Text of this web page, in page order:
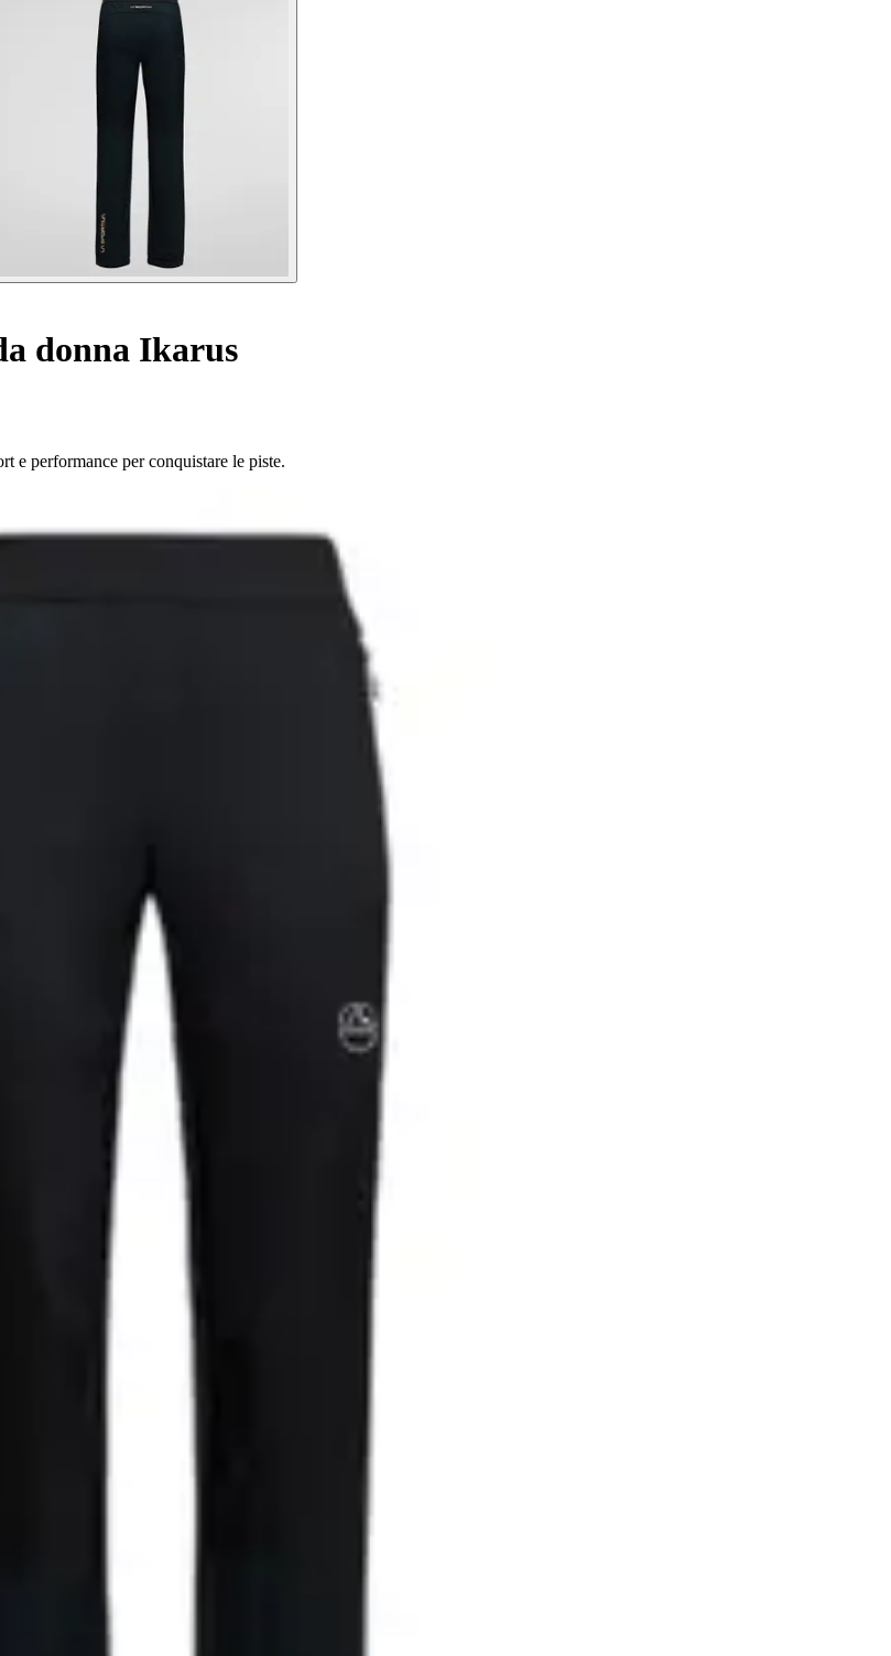
donna Ikarus
e performance per conquistare le piste.